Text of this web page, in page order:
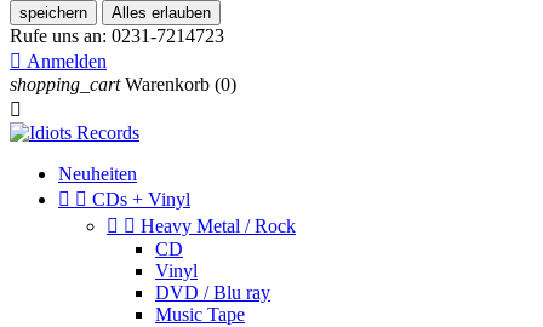
speichern Alles erlauben
Rufe uns an: 0231-7214723
 Anmelden
shopping_cart Warenkorb (0)

Neuheiten
  CDs + Vinyl
  Heavy Metal / Rock
CD
Vinyl
DVD / Blu ray
Music Tape